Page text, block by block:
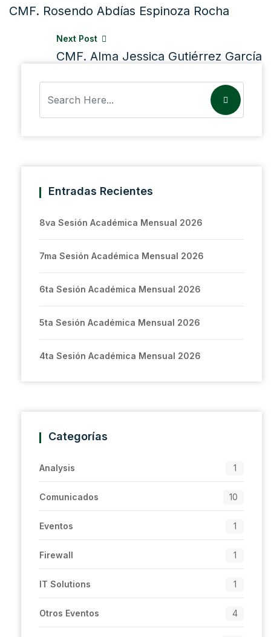
CMF. Rosendo Abdías Espinoza Rocha
Next Post
CMF. Alma Jessica Gutiérrez García
Entradas Recientes
8va Sesión Académica Mensual 2026
7ma Sesión Académica Mensual 2026
6ta Sesión Académica Mensual 2026
5ta Sesión Académica Mensual 2026
4ta Sesión Académica Mensual 2026
Categorías
Analysis 1
Comunicados 10
Eventos 1
Firewall 1
IT Solutions 1
Otros Eventos 4